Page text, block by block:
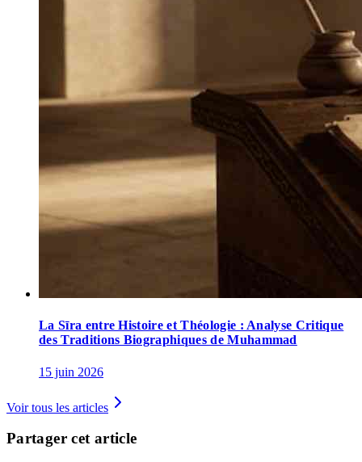
La Sīra entre Histoire et Théologie : Analyse Critique
des Traditions Biographiques de Muhammad
15 juin 2026
Voir tous les articles
Partager cet article